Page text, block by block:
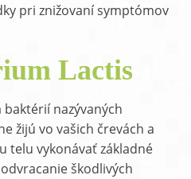
pri znižovaní symptómov
Lactis
nazývaných
žijú vo vašich črevách a
telu vykonávať základné
škodlivých